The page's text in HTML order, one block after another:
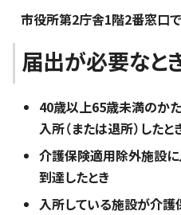
市役所第2庁舎1階2番窓口で
届出が必要なと
40歳以上65歳未満のか
入所（または退所）したと
介護保険適用除外施設
到達したとき
入所している施設が介